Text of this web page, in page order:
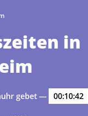
in
gebet — 00:10:42